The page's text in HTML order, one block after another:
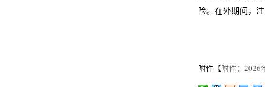
险。在外期间，
附件【附件：2026